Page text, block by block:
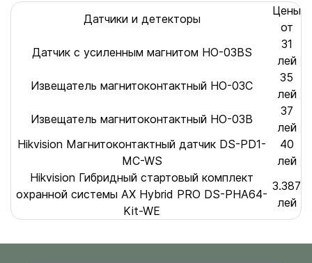
Датчики и детекторы
Цены
от
Датчик с усиленным магнитом HO-03BS
31
лей
Извещатель магнитоконтактный HO-03C
35
лей
Извещатель магнитоконтактный HO-03B
37
лей
Hikvision Магнитоконтактный датчик DS-PD1-
MC-WS
40
лей
Hikvision Гибридный стартовый комплект
охранной системы AX Hybrid PRO DS-PHA64-
Kit-WE
3.387
лей